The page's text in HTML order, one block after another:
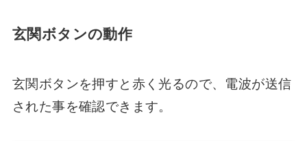
玄関ボタンの動作
玄関ボタンを押すと赤く光るので、電波が送信
された事を確認できます。